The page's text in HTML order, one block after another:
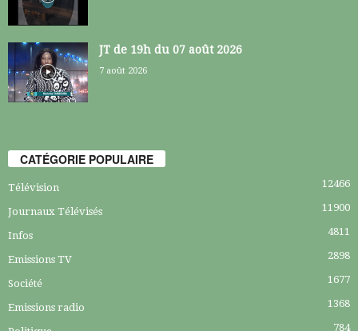
JT de 19h du 07 août 2026
7 août 2026
CATÉGORIE POPULAIRE
Télévision 12466
Journaux Télévisés 11900
Infos 4811
Emissions TV 2898
Société 1677
Emissions radio 1368
784